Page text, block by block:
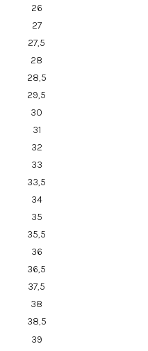
26
27
27,5
28
28,5
29,5
30
31
32
33
33,5
34
35
35,5
36
36,5
37,5
38
38,5
39